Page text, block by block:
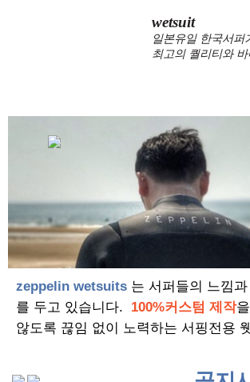
wetsuit
일본유일 한국서
최고의 퀄리티와
zeppelin wetsuits 는 서퍼들의 느낌
를 두고 있습니다. 100%커스텀 제작
않도록 끊임 없이 노력하는 서핑전용